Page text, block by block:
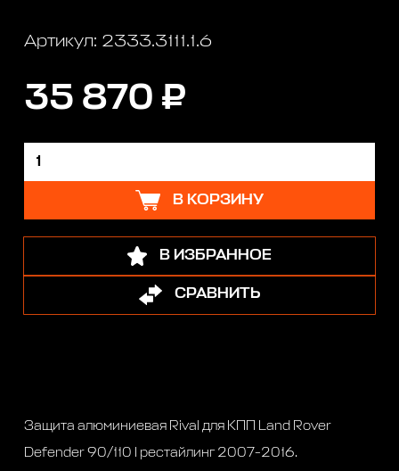
Артикул: 2333.3111.1.6
35 870 ₽
В КОРЗИНУ
В ИЗБРАННОЕ
СРАВНИТЬ
Защита алюминиевая Rival для КПП Land Rover
Defender 90/110 I рестайлинг 2007-2016.